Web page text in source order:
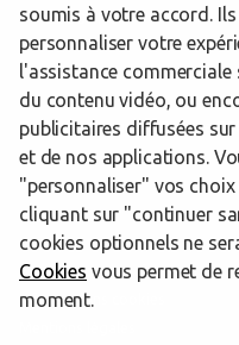
91 Essonne
Trouver une agence Banque
www.banquebcp.fr
Informations cookies
soumis à votre accord.
personnaliser votre
l'assistance
du contenu vidéo, ou
publicitaires diffusées
et de nos applications.
"personnaliser" vos
cliquant sur "continuer
cookies optionnels ne
Cookies vous permet de
moment.